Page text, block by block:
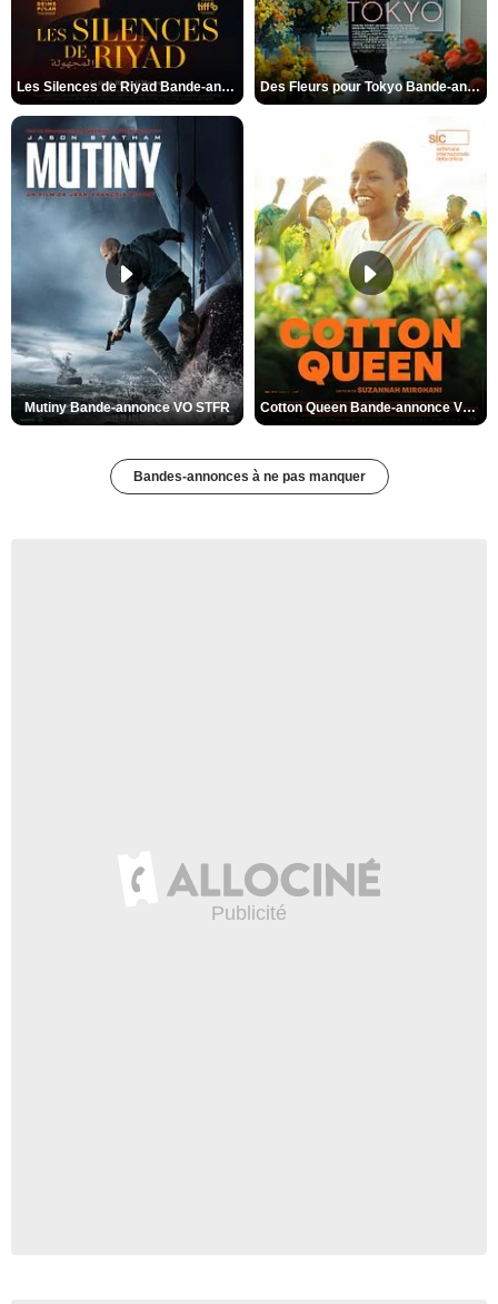
Les Silences de Riyad Bande-annonce VO STFR Des Fleurs pour Tokyo Bande-annonce VO STFR
Mutiny Bande-annonce VO STFR Cotton Queen Bande-annonce VO STFR
Bandes-annonces à ne pas manquer